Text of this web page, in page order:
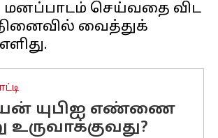
மனப்பாடம் செய்வதை விட
வைத்துக்
யுபிஐ எண்ணை
உருவாக்குவது?